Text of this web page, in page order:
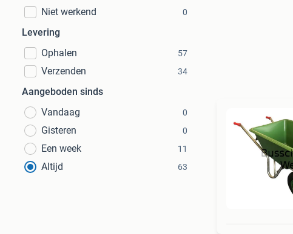
Niet werkend 0
Levering
Ophalen
57
Verzenden 34
Aangeboden sinds
Vandaag
0
Gisteren 0
Een week 11
Altijd 63